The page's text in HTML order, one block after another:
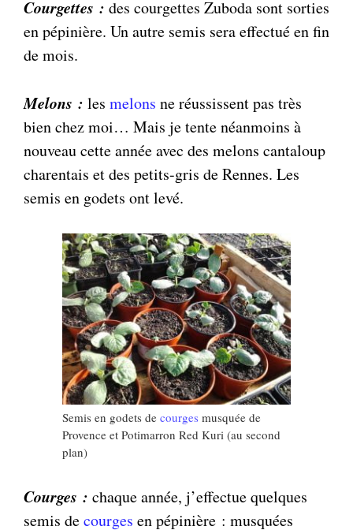
Courgettes : des courgettes Zuboda sont sorties
en pépinière. Un autre semis sera effectué en fin
de mois.
Melons : les melons ne réussissent pas très
bien chez moi… Mais je tente néanmoins à
nouveau cette année avec des melons cantaloup
charentais et des petits-gris de Rennes. Les
semis en godets ont levé.
Semis en godets de courges musquée de
Provence et Potimarron Red Kuri (au second
plan)
Courges : chaque année, j’effectue quelques
semis decourges en pépinière : musquées